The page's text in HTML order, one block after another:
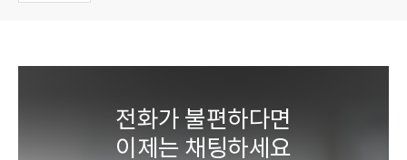
전화가 불편하다면
이제는 채팅하세요